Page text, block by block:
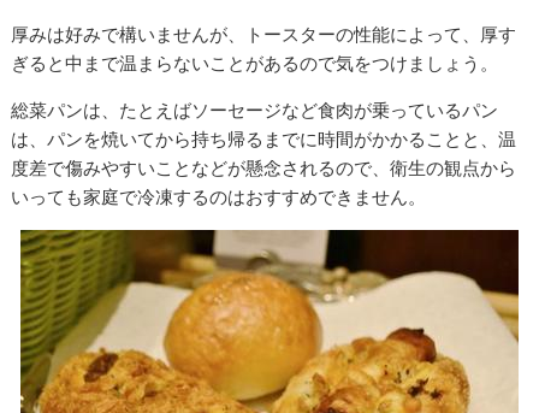
厚みは好みで構いませんが、トースターの性能によって、厚す
ぎると中まで温まらないことがあるので気をつけましょう。
総菜パンは、たとえばソーセージなど食肉が乗っているパン
は、パンを焼いてから持ち帰るまでに時間がかかることと、温
度差で傷みやすいことなどが懸念されるので、衛生の観点から
いっても家庭で冷凍するのはおすすめできません。